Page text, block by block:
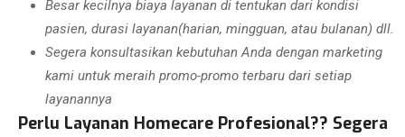
Besar kecilnya biaya layanan di tentukan dari kondisi
pasien, durasi layanan(harian, mingguan, atau bulanan) dll.
Segera konsultasikan kebutuhan Anda dengan marketing
kami untuk meraih promo-promo terbaru dari setiap
layanannya
Perlu Layanan Homecare Profesional?? Segera